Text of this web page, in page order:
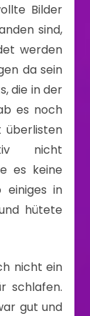
Bilder
sind,
werden
da sein
die in der
es noch
überlisten
nicht
es keine
einiges in
hütete
nicht ein
schlafen.
gut und